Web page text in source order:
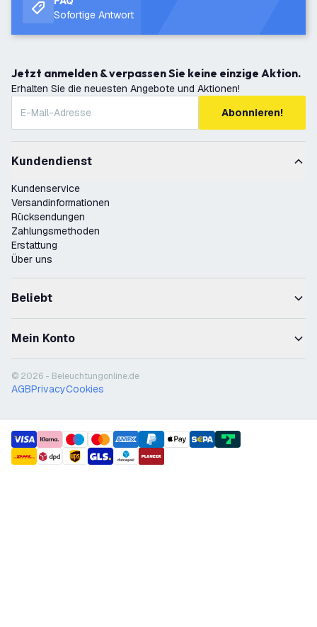
Sofortige Antwort
Jetzt anmelden & verpassen Sie keine einzige Aktion.
Erhalten Sie die neuesten Angebote und Aktionen!
Abonnieren!
Kundendienst
Kundenservice
Versandinformationen
Rücksendungen
Zahlungsmethoden
Erstattung
Über uns
Beliebt
Mein Konto
© 2026 - Beleuchtungonline.de
AGBPrivacyCookies
payment methods
shipment methods